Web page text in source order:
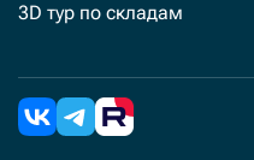
3D тур по складам